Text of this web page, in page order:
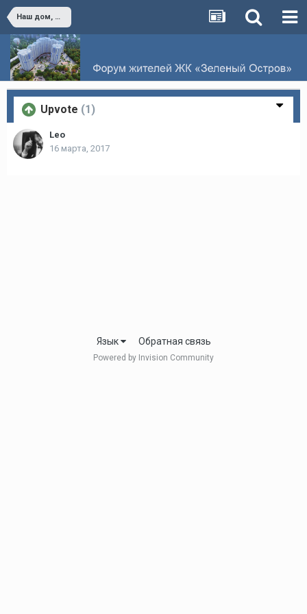
Наш дом, наш двор и наш Зеленый Остров
Upvote (1)
Leo
16 марта, 2017
Язык Обратная связь
Powered by Invision Community